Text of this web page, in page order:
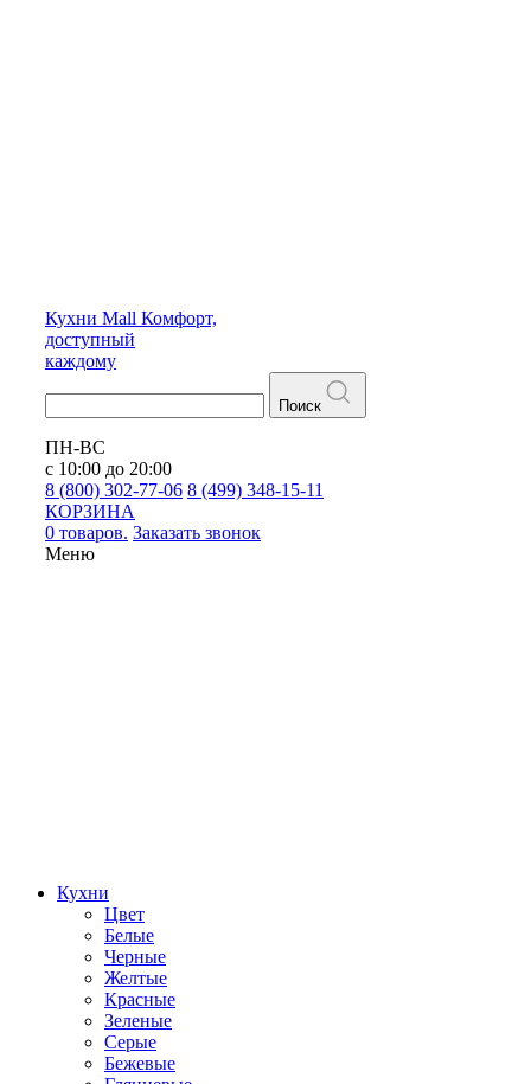
Кухни Mall Комфорт,
доступный
каждому
Поиск
ПН-ВС
с 10:00 до 20:00
8 (800) 302-77-06 8 (499) 348-15-11
КОРЗИНА
0 товаров. Заказать звонок
Меню
Кухни
Цвет
Белые
Черные
Желтые
Красные
Зеленые
Серые
Бежевые